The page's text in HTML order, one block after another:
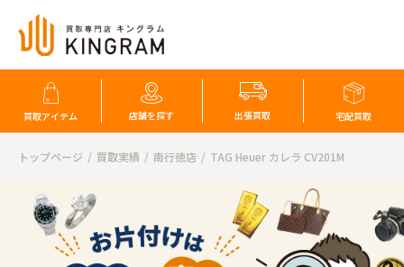
買取アイテム 店舗を探す 出張買取 宅配買取
トップページ 買取実績 南行徳店 TAG Heuer カレラ CV201M